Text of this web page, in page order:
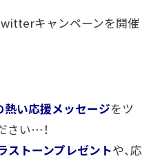
キャンペーンを開催
熱い応援メッセージをツ
さい…！
ストーンプレゼントや、応